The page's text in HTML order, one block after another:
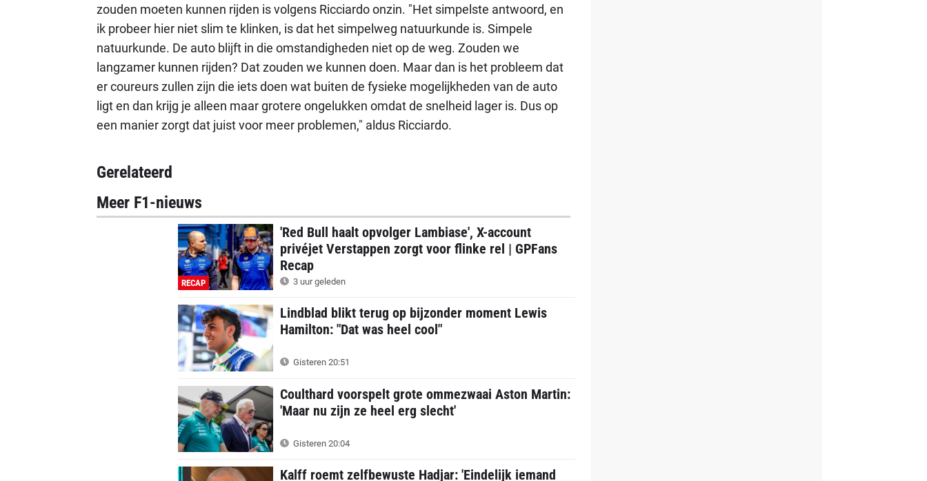
zouden moeten kunnen rijden is volgens Ricciardo onzin. "Het simpelste antwoord, en
ik probeer hier niet slim te klinken, is dat het simpelweg natuurkunde is. Simpele
natuurkunde. De auto blijft in die omstandigheden niet op de weg. Zouden we
langzamer kunnen rijden? Dat zouden we kunnen doen. Maar dan is het probleem dat
er coureurs zullen zijn die iets doen wat buiten de fysieke mogelijkheden van de auto
ligt en dan krijg je alleen maar grotere ongelukken omdat de snelheid lager is. Dus op
een manier zorgt dat juist voor meer problemen," aldus Ricciardo.
Gerelateerd
Meer F1-nieuws
RECAP
'Red Bull haalt opvolger Lambiase', X-account
privéjet Verstappen zorgt voor flinke rel | GPFans
Recap
3 uur geleden
Lindblad blikt terug op bijzonder moment Lewis
Hamilton: "Dat was heel cool"
Gisteren 20:51
Coulthard voorspelt grote ommezwaai Aston Martin:
'Maar nu zijn ze heel erg slecht'
Gisteren 20:04
Kalff roemt zelfbewuste Hadjar: 'Eindelijk iemand